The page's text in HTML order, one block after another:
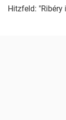
Hitzfeld: "Ribéry